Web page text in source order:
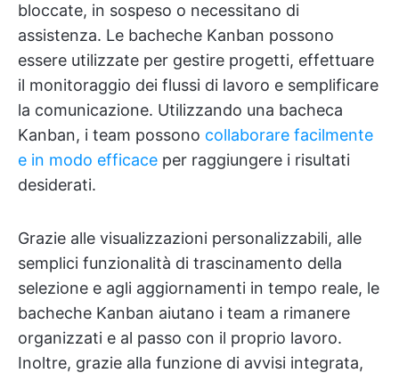
bloccate, in sospeso o necessitano di
assistenza. Le bacheche Kanban possono
essere utilizzate per gestire progetti, effettuare
il monitoraggio dei flussi di lavoro e semplificare
la comunicazione. Utilizzando una bacheca
Kanban, i team possono collaborare facilmente
e in modo efficace per raggiungere i risultati
desiderati.
Grazie alle visualizzazioni personalizzabili, alle
semplici funzionalità di trascinamento della
selezione e agli aggiornamenti in tempo reale, le
bacheche Kanban aiutano i team a rimanere
organizzati e al passo con il proprio lavoro.
Inoltre, grazie alla funzione di avvisi integrata,